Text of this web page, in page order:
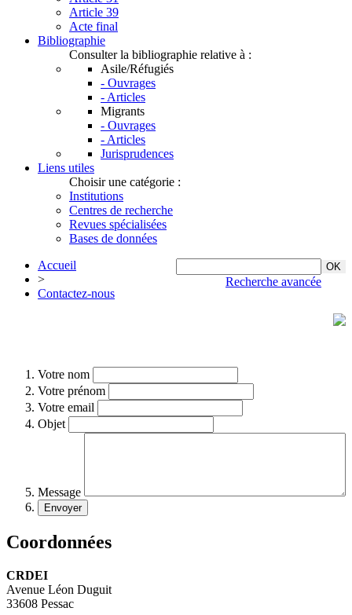
Article 39
Acte final
Bibliographie
Consulter la bibliographie relative à :
Asile/Réfugiés
- Ouvrages
- Articles
Migrants
- Ouvrages
- Articles
Jurisprudences
Liens utiles
Choisir une catégorie :
Institutions
Centres de recherche
Revues spécialisées
Bases de données
Recherche avancée
Accueil
>
Contactez-nous
Votre nom
Votre prénom
Votre email
Objet
Message
Coordonnées
CRDEI
Avenue Léon Duguit
33608 Pessac